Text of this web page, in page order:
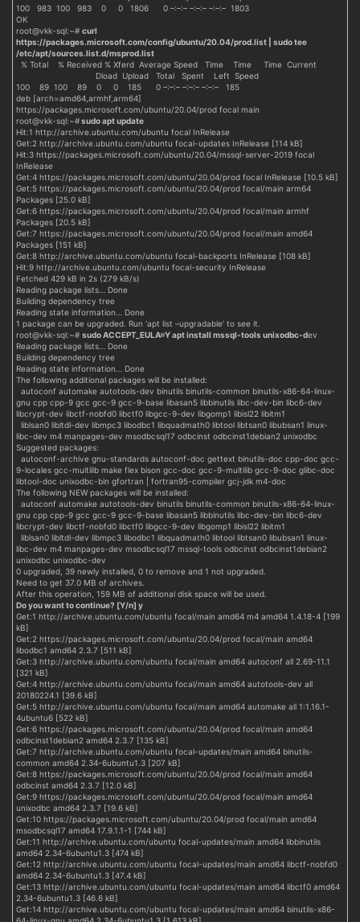
100 983 100 983 0 0 1806 0 –:–:– –:–:– –:–:– 1803
OK
root@vkk-sql:~# curl
https://packages.microsoft.com/config/ubuntu/20.04/prod.list | sudo tee
/etc/apt/sources.list.d/msprod.list
% Total % Received % Xferd Average Speed Time Time Time Current
Dload Upload Total Spent Left Speed
100 89 100 89 0 0 185 0 –:–:– –:–:– –:–:– 185
deb [arch=amd64,armhf,arm64]
https://packages.microsoft.com/ubuntu/20.04/prod focal main
root@vkk-sql:~#sudo apt update
Hit:1 http://archive.ubuntu.com/ubuntu focal InRelease
Get:2 http://archive.ubuntu.com/ubuntu focal-updates InRelease [114 kB]
Hit:3 https://packages.microsoft.com/ubuntu/20.04/mssql-server-2019 focal
InRelease
Get:4 https://packages.microsoft.com/ubuntu/20.04/prod focal InRelease [10.5 kB]
Get:5 https://packages.microsoft.com/ubuntu/20.04/prod focal/main arm64
Packages [25.0 kB]
Get:6 https://packages.microsoft.com/ubuntu/20.04/prod focal/main armhf
Packages [20.5 kB]
Get:7 https://packages.microsoft.com/ubuntu/20.04/prod focal/main amd64
Packages [151 kB]
Get:8 http://archive.ubuntu.com/ubuntu focal-backports InRelease [108 kB]
Hit:9 http://archive.ubuntu.com/ubuntu focal-security InRelease
Fetched 429 kB in 2s (279 kB/s)
Reading package lists… Done
Building dependency tree
Reading state information… Done
1 package can be upgraded. Run ‘apt list –upgradable’ to see it.
root@vkk-sql:~# sudo ACCEPT_EULA=Y apt install mssql-tools unixodbc-dev
Reading package lists… Done
Building dependency tree
Reading state information… Done
The following additional packages will be installed:
autoconf automake autotools-dev binutils binutils-common binutils-x86-64-linux-
gnu cpp cpp-9 gcc gcc-9 gcc-9-base libasan5 libbinutils libc-dev-bin libc6-dev
libcrypt-dev libctf-nobfd0 libctf0 libgcc-9-dev libgomp1 libisl22 libitm1
liblsan0 libltdl-dev libmpc3 libodbc1 libquadmath0 libtool libtsan0 libubsan1 linux-
libc-dev m4 manpages-dev msodbcsql17 odbcinst odbcinst1debian2 unixodbc
Suggested packages:
autoconf-archive gnu-standards autoconf-doc gettext binutils-doc cpp-doc gcc-
9-locales gcc-multilib make flex bison gcc-doc gcc-9-multilib gcc-9-doc glibc-doc
libtool-doc unixodbc-bin gfortran | fortran95-compiler gcj-jdk m4-doc
The following NEW packages will be installed:
autoconf automake autotools-dev binutils binutils-common binutils-x86-64-linux-
gnu cpp cpp-9 gcc gcc-9 gcc-9-base libasan5 libbinutils libc-dev-bin libc6-dev
libcrypt-dev libctf-nobfd0 libctf0 libgcc-9-dev libgomp1 libisl22 libitm1
liblsan0 libltdl-dev libmpc3 libodbc1 libquadmath0 libtool libtsan0 libubsan1 linux-
libc-dev m4 manpages-dev msodbcsql17 mssql-tools odbcinst odbcinst1debian2
unixodbc unixodbc-dev
0 upgraded, 39 newly installed, 0 to remove and 1 not upgraded.
Need to get 37.0 MB of archives.
After this operation, 159 MB of additional disk space will be used.
Do you want to continue? [Y/n] y
Get:1 http://archive.ubuntu.com/ubuntu focal/main amd64 m4 amd64 1.4.18-4 [199
kB]
Get:2 https://packages.microsoft.com/ubuntu/20.04/prod focal/main amd64
libodbc1 amd64 2.3.7 [511 kB]
Get:3 http://archive.ubuntu.com/ubuntu focal/main amd64 autoconf all 2.69-11.1
[321 kB]
Get:4 http://archive.ubuntu.com/ubuntu focal/main amd64 autotools-dev all
20180224.1 [39.6 kB]
Get:5 http://archive.ubuntu.com/ubuntu focal/main amd64 automake all 1:1.16.1-
4ubuntu6 [522 kB]
Get:6 https://packages.microsoft.com/ubuntu/20.04/prod focal/main amd64
odbcinst1debian2 amd64 2.3.7 [135 kB]
Get:7 http://archive.ubuntu.com/ubuntu focal-updates/main amd64 binutils-
common amd64 2.34-6ubuntu1.3 [207 kB]
Get:8 https://packages.microsoft.com/ubuntu/20.04/prod focal/main amd64
odbcinst amd64 2.3.7 [12.0 kB]
Get:9 https://packages.microsoft.com/ubuntu/20.04/prod focal/main amd64
unixodbc amd64 2.3.7 [19.6 kB]
Get:10 https://packages.microsoft.com/ubuntu/20.04/prod focal/main amd64
msodbcsql17 amd64 17.9.1.1-1 [744 kB]
Get:11 http://archive.ubuntu.com/ubuntu focal-updates/main amd64 libbinutils
amd64 2.34-6ubuntu1.3 [474 kB]
Get:12 http://archive.ubuntu.com/ubuntu focal-updates/main amd64 libctf-nobfd0
amd64 2.34-6ubuntu1.3 [47.4 kB]
Get:13 http://archive.ubuntu.com/ubuntu focal-updates/main amd64 libctf0 amd64
2.34-6ubuntu1.3 [46.6 kB]
Get:14 http://archive.ubuntu.com/ubuntu focal-updates/main amd64 binutils-x86-